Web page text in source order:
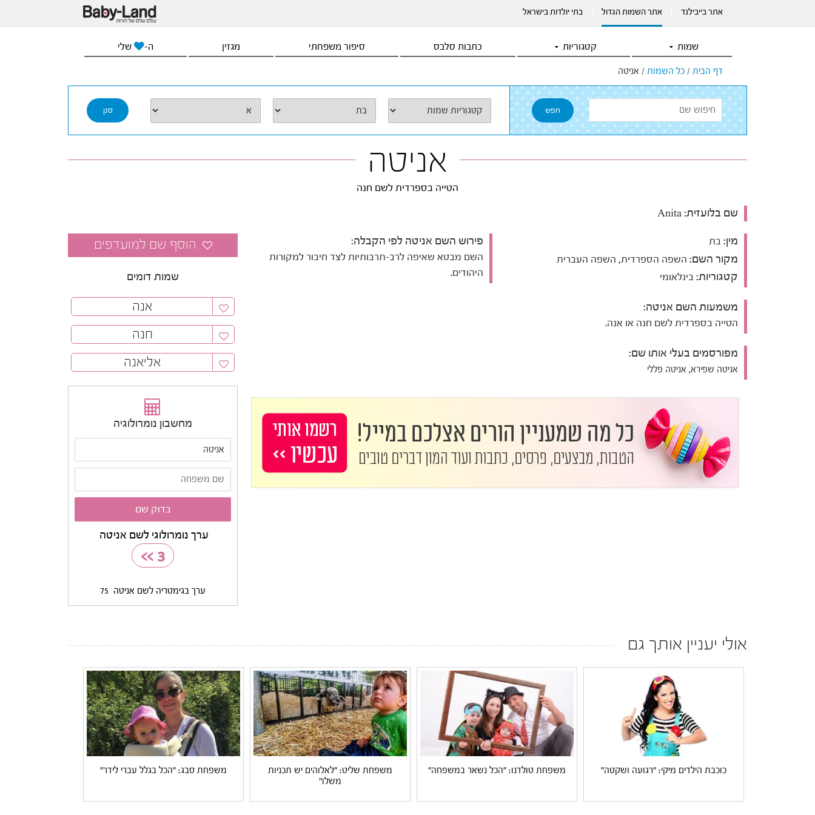
אתר בייבילנד אתר השמות הגדול בתי יולדות בישראל
שמות קטגוריות כתבות סלבס סיפור משפחתי מגזין ה- שלי
דף הבית / כל השמות / אניטה
אניטה
הטייה בספרדית לשם חנה
שם בלועזית:
מין: בת
מקור השם: השפה הספרדית, השפה העברית
קטגוריות: בינלאומי
משמעות השם אניטה:
הטייה בספרדית לשם חנה או אנה.
מפורסמים בעלי אותו שם:
אניטה שפירא, אניטה פללי
פירוש השם אניטה לפי הקבלה:
השם מבטא שאיפה לרב-תרבותיות לצד חיבור למקורות
היהודים.
שמות דומים
אנה
חנה
אליאנה
מחשבון נומרולוגיה
ערך נומרולוגי לשם אניטה
3
>>
ערך בגימטריה לשם אניטה 75
אולי יעניין אותך גם
כוכבת הילדים מיקי: "רגועה ושקטה" משפחת טולדנו: "הכל נשאר במשפחה"
משפחת שליט: "לאלוהים יש תכניות
משלו"
משפחת סבג: "הכל בגלל עברי לידר"